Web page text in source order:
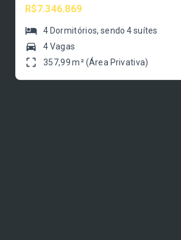
R$7.346.869
4 Dormitórios, sendo4suítes
4 Vagas
357,99 m² (Área Privativa)